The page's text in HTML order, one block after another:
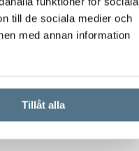
till de sociala medier och
med annan information
Tillåt alla
Experttips